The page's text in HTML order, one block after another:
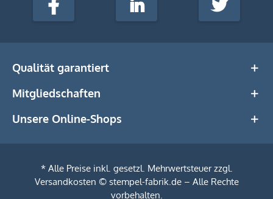
Media
Facebook LinkedIn Twitter
Qualität garantiert
Mitgliedschaften
Unsere Online-Shops
* Alle Preise inkl. gesetzl. Mehrwertsteuer zzgl.
Versandkosten © stempel-fabrik.de – Alle Rechte
vorbehalten.